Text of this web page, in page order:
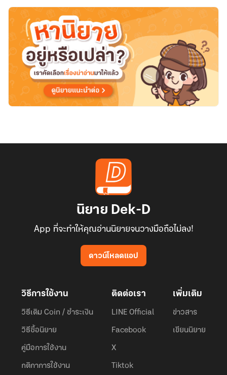
อัต
ลัก
ณ์
ของ
ผม
คือ
อสูร
ครับ!
re
นิยาย Dek-D
App ที่จะทำให้คุณอ่านนิยายจนวางมือถือไม่ลง!
ดาวน์โหลดแอป
วิธีการใช้งาน
วิธีเติม Coin / ชำระเงิน
วิธีซื้อนิยาย
คู่มือการใช้งาน
กติกาการใช้งาน
ติดต่อเรา
LINE Official
Facebook
X
Tiktok
เพิ่มเติม
ข่าวสาร
เขียนนิยาย